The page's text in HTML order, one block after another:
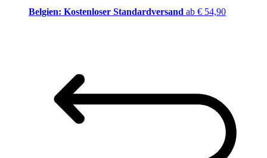
Belgien: Kostenloser Standardversand ab € 54,90